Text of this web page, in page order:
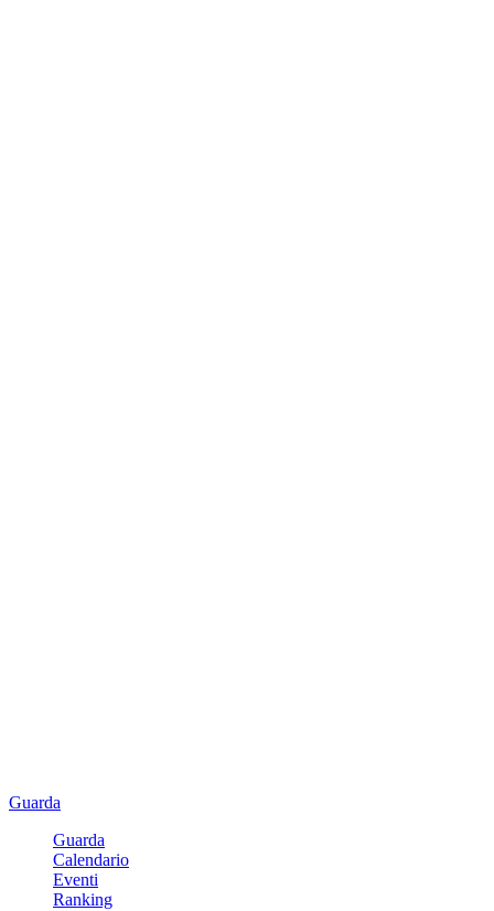
Guarda
Guarda
Calendario
Eventi
Ranking